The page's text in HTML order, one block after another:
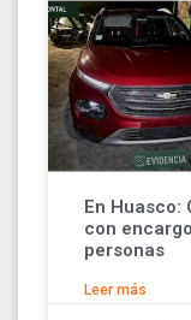
En
con
personas
Leer más